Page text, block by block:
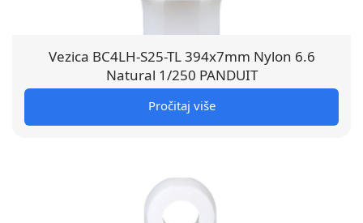
Vezica BC4LH-S25-TL 394x7mm Nylon 6.6
Natural 1/250 PANDUIT
Pročitaj više